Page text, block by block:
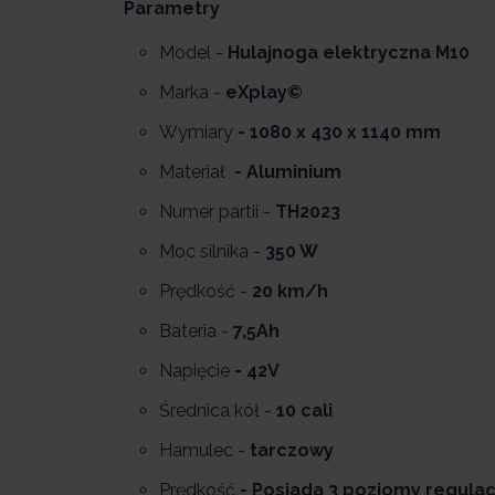
Parametry
Model - Hulajnoga elektryczna M10
Marka - eXplay©
Wymiary - 1080 x 430 x 1140 mm
Materiał - Aluminium
Numer partii - TH2023
Moc silnika - 350 W
Prędkość - 20 km/h
Bateria - 7,5Ah
Napięcie - 42V
Średnica kół - 10 cali
Hamulec - tarczowy
Prędkość - Posiada 3 poziomy